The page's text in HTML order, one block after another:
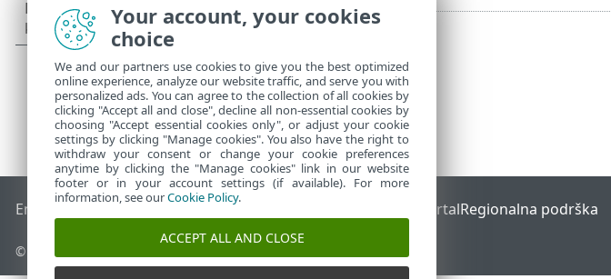
End of Life ESET-ova baza znanjaESET-ov forum ESET Status PortalRegionalna podrška
© 1992 - 2026 ESET, spol. s r.o. – Sva prava pridržana.
Your account, your cookies
choice
We and our partners use cookies to give you the best optimized
online experience, analyze our website traffic, and serve you with
personalized ads. You can agree to the collection of all cookies by
clicking "Accept all and close", decline all non-essential cookies by
choosing "Accept essential cookies only", or adjust your cookie
settings by clicking "Manage cookies". You also have the right to
withdraw your consent or change your cookie preferences
anytime by clicking the "Manage cookies" link in our website
footer or in your account settings (if available). For more
information, see ourCookie Policy.
ACCEPT ALL AND CLOSE